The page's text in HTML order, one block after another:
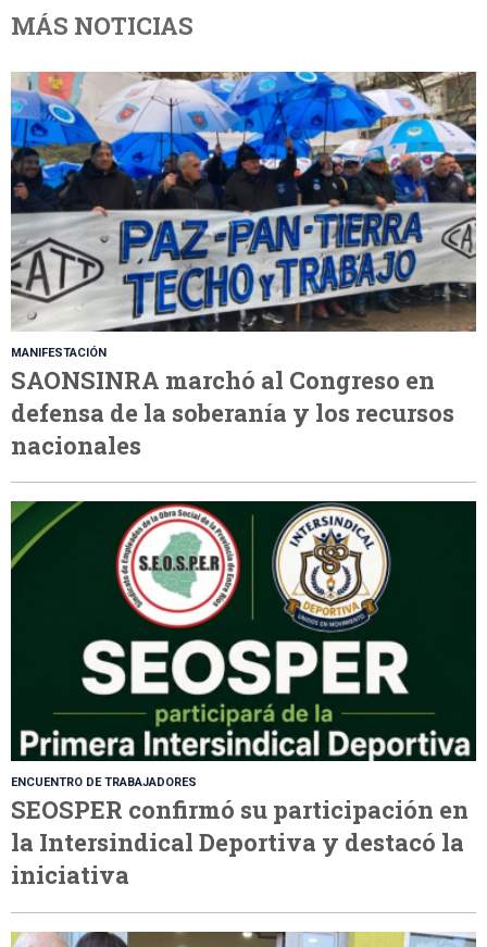
MÁS NOTICIAS
MANIFESTACIÓN
SAONSINRA marchó al Congreso en
defensa de la soberanía y los recursos
nacionales
ENCUENTRO DE TRABAJADORES
SEOSPER confirmó su participación en
la Intersindical Deportiva y destacó la
iniciativa